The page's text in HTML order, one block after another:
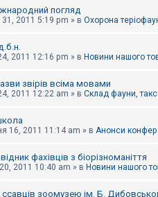
погляд
2011 5:19 pm » в Охорона
2011 12:16 pm » в Новини нашого
звірів всіма мовами
2011 12:22 am » в Склад фауни,
16, 2011 11:14 am » в Анонси
фахівців з біорізноманіття
2011 10:40 am » в Новини нашого
ссавців зоомузею ім. Б.